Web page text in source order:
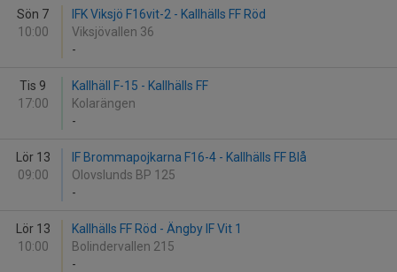
Sön 7
10:00
IFK Viksjö F16vit-2 - Kallhälls FF Röd
Viksjövallen 36
-
Tis 9
17:00
Kallhäll F-15 - Kallhälls FF
Kolarängen
-
Lör 13
09:00
IF Brommapojkarna F16-4 - Kallhälls FF Blå
Olovslunds BP 125
-
Lör 13
10:00
Kallhälls FF Röd - Ängby IF Vit 1
Bolindervallen 215
-